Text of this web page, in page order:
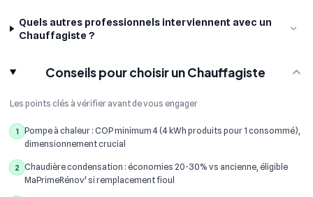
Quels autres professionnels interviennent avec un
Chauffagiste ?
Conseils pour choisir un Chauffagiste
Les points clés à vérifier avant de vous engager
1
Pompe à chaleur : COP minimum 4 (4 kWh produits pour 1 consommé),
dimensionnement crucial
2
Chaudière condensation : économies 20-30% vs ancienne, éligible
MaPrimeRénov' si remplacement fioul